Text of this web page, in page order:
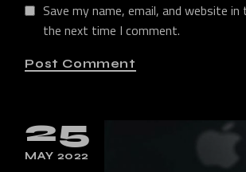
Save my name, email, and website
the next time I comment.
Post Comment
25
MAY 2022